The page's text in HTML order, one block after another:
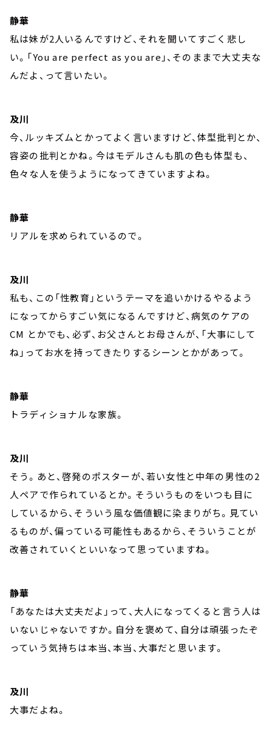
静華
私は妹が2人いるんですけど、それを聞いてすごく悲し
い。「You are perfect as you are」、そのままで大丈夫な
んだよ、って言いたい。
及川
今、ルッキズムとかってよく言いますけど、体型批判とか、
容姿の批判とかね。今はモデルさんも肌の色も体型も、
色々な人を使うようになってきていますよね。
静華
リアルを求められているので。
及川
私も、この「性教育」というテーマを追いかけるやるよう
になってからすごい気になるんですけど、病気のケアの
CM とかでも、必ず、お父さんとお母さんが、「大事にして
ね」ってお水を持ってきたりするシーンとかがあって。
静華
トラディショナルな家族。
及川
そう。あと、啓発のポスターが、若い女性と中年の男性の2
人ペアで作られているとか。そういうものをいつも目に
しているから、そういう風な価値観に染まりがち。見てい
るものが、偏っている可能性もあるから、そういうことが
改善されていくといいなって思っていますね。
静華
「あなたは大丈夫だよ」って、大人になってくると言う人は
いないじゃないですか。自分を褒めて、自分は頑張ったぞ
っていう気持ちは本当、本当、大事だと思います。
及川
大事だよね。